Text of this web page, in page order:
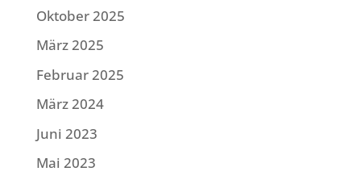
Oktober 2025
März 2025
Februar 2025
März 2024
Juni 2023
Mai 2023